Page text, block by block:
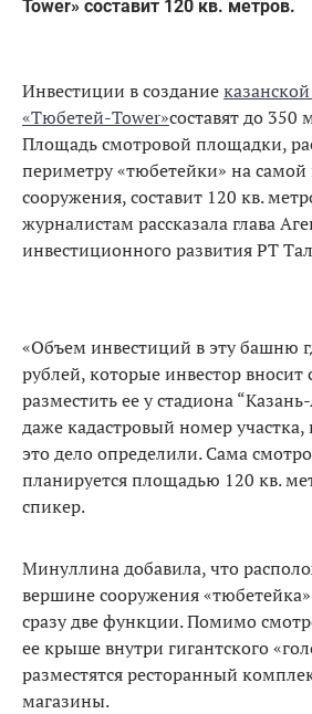
Tower» составит 120 кв. метров.
Инвестиции в создание
«Тюбетей-Tower»составят до 350
Площадь смотровой площадки,
периметру «тюбетейки» на
сооружения, составит 120 кв.
журналистам рассказала глава
инвестиционного развития РТ
«Объем инвестиций в эту башню
рублей, которые инвестор
разместить ее у стадиона
даже кадастровый номер
это дело определили. Сама
планируется площадью 120 кв.
спикер.
Минуллина добавила, что
вершине сооружения
сразу две функции. Помимо
ее крыше внутри гигантского
разместятся ресторанный
магазины.